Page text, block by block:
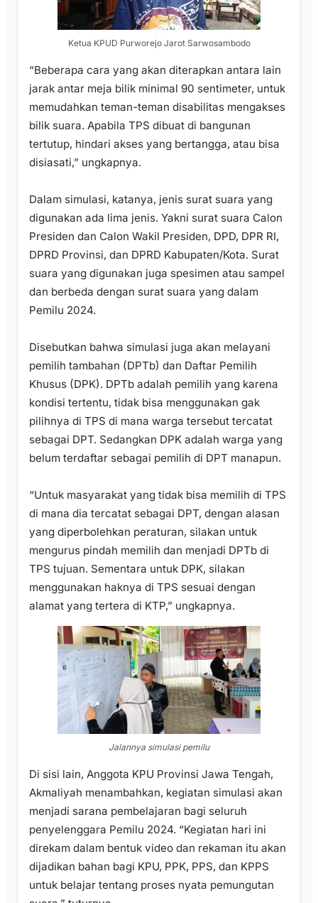
Ketua KPUD Purworejo Jarot Sarwosambodo
“Beberapa cara yang akan diterapkan antara lain
jarak antar meja bilik minimal 90 sentimeter, untuk
memudahkan teman-teman disabilitas mengakses
bilik suara. Apabila TPS dibuat di bangunan
tertutup, hindari akses yang bertangga, atau bisa
disiasati,” ungkapnya.
Dalam simulasi, katanya, jenis surat suara yang
digunakan ada lima jenis. Yakni surat suara Calon
Presiden dan Calon Wakil Presiden, DPD, DPR RI,
DPRD Provinsi, dan DPRD Kabupaten/Kota. Surat
suara yang digunakan juga spesimen atau sampel
dan berbeda dengan surat suara yang dalam
Pemilu 2024.
Disebutkan bahwa simulasi juga akan melayani
pemilih tambahan (DPTb) dan Daftar Pemilih
Khusus (DPK). DPTb adalah pemilih yang karena
kondisi tertentu, tidak bisa menggunakan gak
pilihnya di TPS di mana warga tersebut tercatat
sebagai DPT. Sedangkan DPK adalah warga yang
belum terdaftar sebagai pemilih di DPT manapun.
“Untuk masyarakat yang tidak bisa memilih di TPS
di mana dia tercatat sebagai DPT, dengan alasan
yang diperbolehkan peraturan, silakan untuk
mengurus pindah memilih dan menjadi DPTb di
TPS tujuan. Sementara untuk DPK, silakan
menggunakan haknya di TPS sesuai dengan
alamat yang tertera di KTP,” ungkapnya.
Jalannya simulasi pemilu
Di sisi lain, Anggota KPU Provinsi Jawa Tengah,
Akmaliyah menambahkan, kegiatan simulasi akan
menjadi sarana pembelajaran bagi seluruh
penyelenggara Pemilu 2024. “Kegiatan hari ini
direkam dalam bentuk video dan rekaman itu akan
dijadikan bahan bagi KPU, PPK, PPS, dan KPPS
untuk belajar tentang proses nyata pemungutan